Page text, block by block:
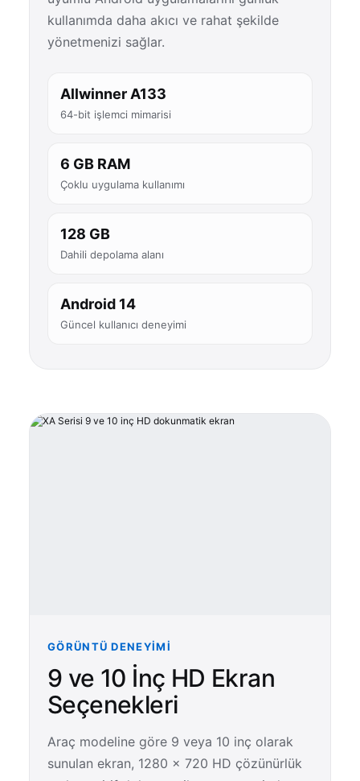
kullanımda daha akıcı ve rahat şekilde
yönetmenizi sağlar.
Allwinner A133
64-bit işlemci mimarisi
6 GB RAM
Çoklu uygulama kullanımı
128 GB
Dahili depolama alanı
Android 14
Güncel kullanıcı deneyimi
GÖRÜNTÜ DENEYIMI
9 ve 10 İnç HD Ekran
Seçenekleri
Araç modeline göre 9 veya 10 inç olarak
sunulan ekran, 1280 × 720 HD çözünürlük